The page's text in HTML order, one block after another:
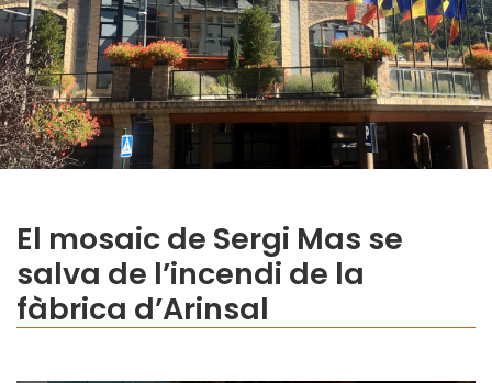
El mosaic de Sergi Mas se
salva de l’incendi de la
fàbrica d’Arinsal